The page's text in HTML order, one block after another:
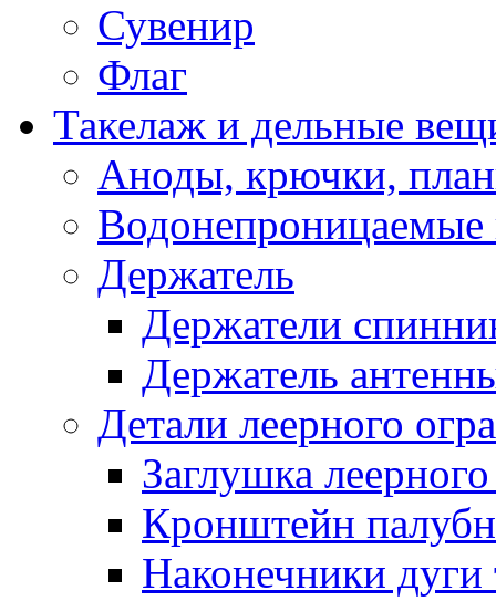
Сувенир
Флаг
Такелаж и дельные
Аноды, крючки,
Водонепроницаемые
Держатель
Держатели
Держатель
Детали леерного
Заглушка
Кронштейн
Наконечники дуги